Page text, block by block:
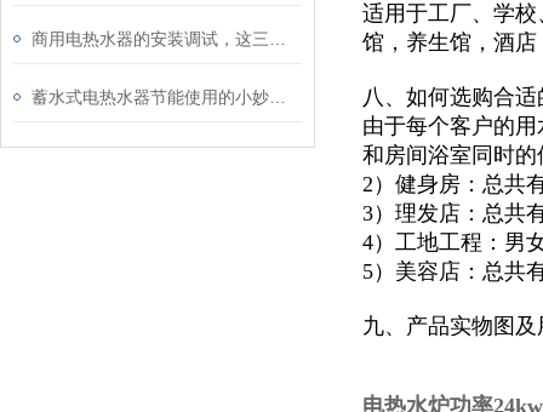
适用于工厂、学
馆， 养生馆，酒
八、如何选购合
由于每个客户的
和房间浴室同时的
2）健身房：总共
3）理发店：总共
4）工地工程：男
5）美容店：总共
九、产品实物图
电热水炉功率